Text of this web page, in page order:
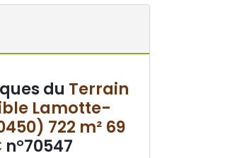
du Terrain
Lamotte-
722 m² 69
n°70547